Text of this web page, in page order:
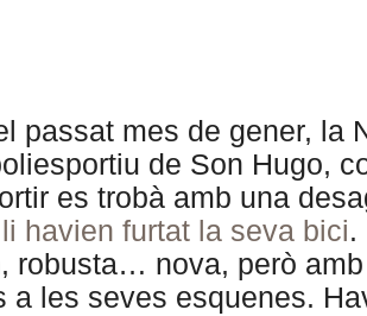
passat mes de gener, la
de Son Hugo,
es trobà amb una
li havien furtat la seva bici.
robusta… nova, però
a les seves esquenes.